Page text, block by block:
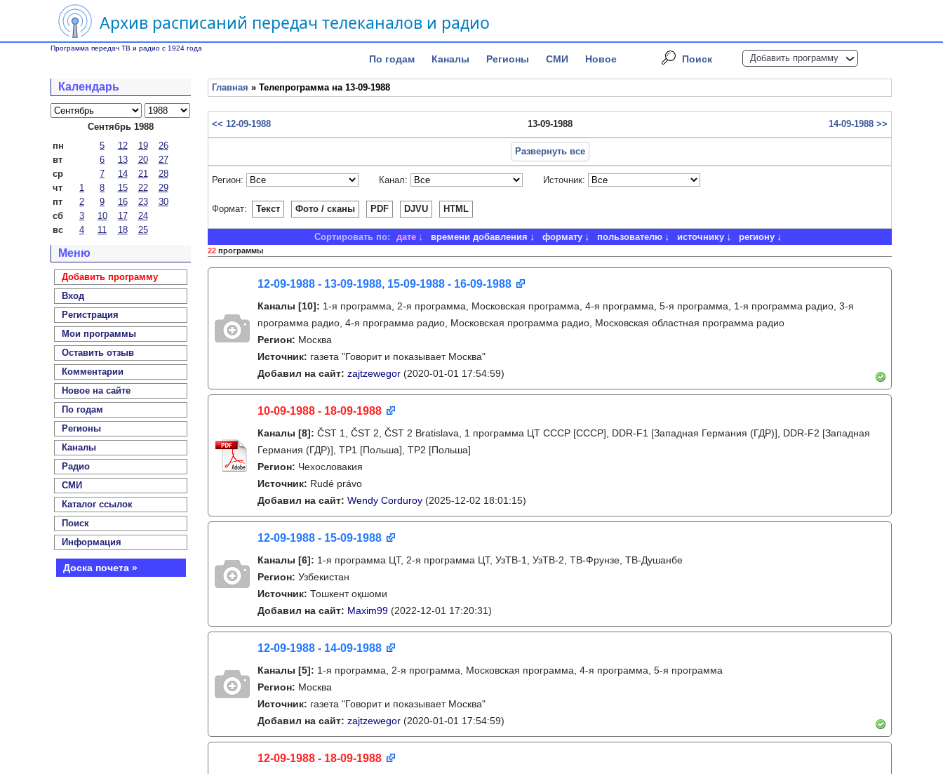
Архив расписаний передач телеканалов и радио
Программа передач ТВ и радио с 1924 года
По годам Каналы Регионы СМИ Новое Поиск Добавить программу
Календарь
Сентябрь 1988
пн
5 12 19
26
вт
6 13 20
27
ср
7 14 21
28
чт
1 8 15 22
29
пт
2 9 16 23
30
сб
3 10 17
24
вс
4 11 18 25
Меню
Добавить программу
Вход
Регистрация
Мои программы
Оставить отзыв
Комментарии
Новое на сайте
По годам
Регионы
Каналы
Радио
СМИ
Каталог ссылок
Поиск
Информация
Доска почета »
Главная » Телепрограмма на 13-09-1988
<< 12-09-1988 13-09-1988 14-09-1988 >>
Развернуть все
Регион: Канал: Источник:
Формат: Текст Фото / сканы PDF DJVU HTML
Сортировать по: дате времени добавления формату пользователю источнику региону
22 программы
12-09-1988 - 13-09-1988, 15-09-1988 - 16-09-1988
Каналы [10]: 1-я программа, 2-я программа, Московская программа, 4-я программа, 5-я программа, 1-я программа радио, 3-я
программа радио, 4-я программа радио, Московская программа радио, Московская областная программа радио
Регион: Москва
Источник: газета "Говорит и показывает Москва"
Добавил на сайт: zajtzewegor (2020-01-01 17:54:59)
10-09-1988 - 18-09-1988
Каналы [8]: ČST 1, ČST 2, ČST 2 Bratislava, 1 программа ЦТ СССР [СССР], DDR-F1 [Западная Германия (ГДР)], DDR-F2 [Западная
Германия (ГДР)], TP1 [Польша], TP2 [Польша]
Регион: Чехословакия
Источник: Rudé právo
Добавил на сайт: Wendy Corduroy (2025-12-02 18:01:15)
12-09-1988 - 15-09-1988
Каналы [6]: 1-я программа ЦТ, 2-я программа ЦТ, УзТВ-1, УзТВ-2, ТВ-Фрунзе, ТВ-Душанбе
Регион: Узбекистан
Источник: Тошкент оқшоми
Добавил на сайт: Maxim99 (2022-12-01 17:20:31)
12-09-1988 - 14-09-1988
Каналы [5]: 1-я программа, 2-я программа, Московская программа, 4-я программа, 5-я программа
Регион: Москва
Источник: газета "Говорит и показывает Москва"
Добавил на сайт: zajtzewegor (2020-01-01 17:54:59)
12-09-1988 - 18-09-1988